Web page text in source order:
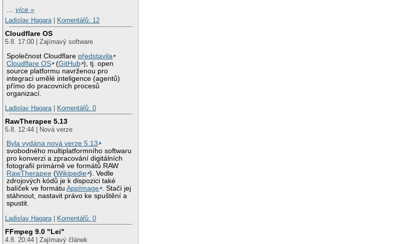
…více »
Ladislav Hagara| Komentářů: 12
Cloudflare OS
5.8. 17:00 | Zajímavý software
Společnost Cloudflare představila
Cloudflare OS
(GitHub ), tj. open
source platformu navrženou pro
integraci umělé inteligence (agentů)
přímo do pracovních procesů
organizací.
Ladislav Hagara| Komentářů: 0
RawTherapee 5.13
5.8. 12:44 | Nová verze
Byla vydána nová verze 5.13
svobodného multiplatformního softwaru
pro konverzi a zpracování digitálních
fotografií primárně ve formátů RAW
RawTherapee (Wikipedie ). Vedle
zdrojových kódů je k dispozici také
balíček ve formátuAppImage . Stačí jej
stáhnout, nastavit právo ke spuštění a
spustit.
Ladislav Hagara| Komentářů: 0
FFmpeg 9.0 "Lei"
4.8. 20:44 | Zajímavý článek